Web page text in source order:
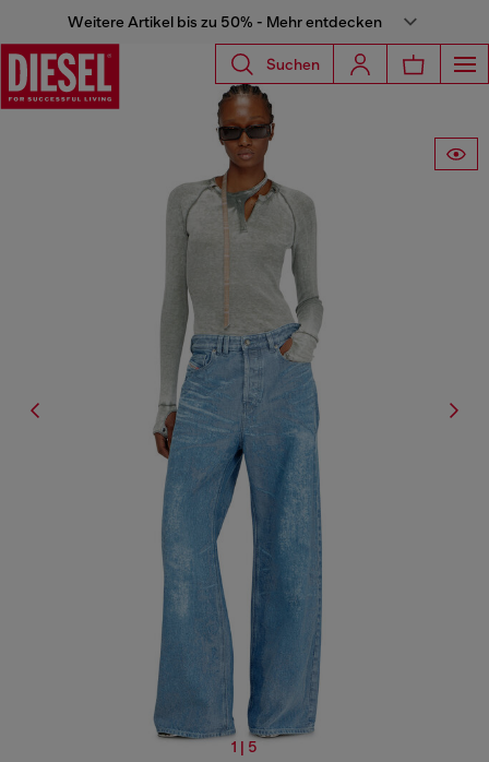
Weitere Artikel bis zu 50% - Mehr entdecken
Suchen
1 | 5